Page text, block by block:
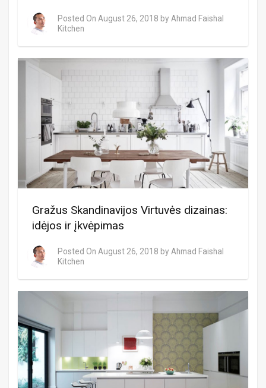
Posted On August 26, 2018 by Ahmad Faishal
Kitchen
Gražus Skandinavijos Virtuvės dizainas:
idėjos ir įkvėpimas
Posted On August 26, 2018 by Ahmad Faishal
Kitchen